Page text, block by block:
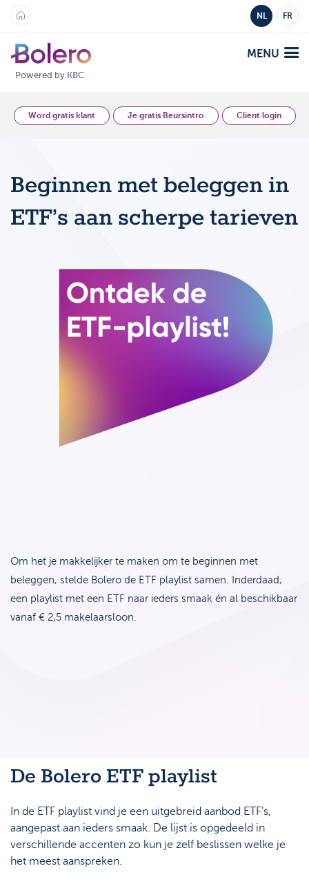
NL FR
Powered by KBC
MENU
Analyse en Inzicht
Bolero
Mobile
Aanbod
Markten
Producten
Platformen
Strategie & Analyse
Tarieven
Word gratis klant Je gratis Beursintro Client login
Beginnen met beleggen in
ETF’s aan scherpe tarieven
Om het je makkelijker te maken om te beginnen met
beleggen, stelde Bolero de ETF playlist samen. Inderdaad,
een playlist met een ETF naar ieders smaak én al beschikbaar
vanaf € 2,5 makelaarsloon.
De Bolero ETF playlist
In de ETF playlist vind je een uitgebreid aanbod ETF’s,
aangepast aan ieders smaak. De lijst is opgedeeld in
verschillende accenten zo kun je zelf beslissen welke je
het meest aanspreken.